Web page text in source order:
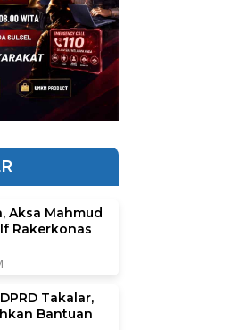
Aksa Mahmud
Rakerkonas
Takalar,
Bantuan